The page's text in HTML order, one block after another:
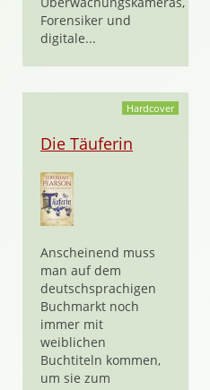
Forensiker und
digitale...
Hardcover
Die Täuferin
Anscheinend muss
man auf dem
deutschsprachigen
Buchmarkt noch
immer mit
weiblichen
Buchtiteln kommen,
um sie zum